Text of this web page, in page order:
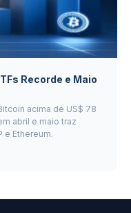
Recorde e Maio
acima de US$ 78
abril e maio traz
e Ethereum.